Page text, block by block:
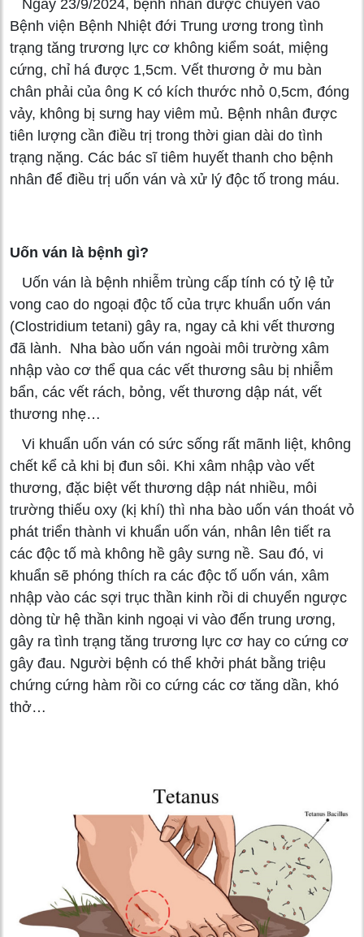
Ngày 23/9/2024, bệnh nhân được chuyển vào
Bệnh viện Bệnh Nhiệt đới Trung ương trong tình
trạng tăng trương lực cơ không kiểm soát, miệng
cứng, chỉ há được 1,5cm. Vết thương ở mu bàn
chân phải của ông K có kích thước nhỏ 0,5cm, đóng
vảy, không bị sưng hay viêm mủ. Bệnh nhân được
tiên lượng cần điều trị trong thời gian dài do tình
trạng nặng. Các bác sĩ tiêm huyết thanh cho bệnh
nhân để điều trị uốn ván và xử lý độc tố trong máu.
Uốn ván là bệnh gì?
Uốn ván là bệnh nhiễm trùng cấp tính có tỷ lệ tử
vong cao do ngoại độc tố của trực khuẩn uốn ván
(Clostridium tetani) gây ra, ngay cả khi vết thương
đã lành. Nha bào uốn ván ngoài môi trường xâm
nhập vào cơ thể qua các vết thương sâu bị nhiễm
bẩn, các vết rách, bỏng, vết thương dập nát, vết
thương nhẹ…
Vi khuẩn uốn ván có sức sống rất mãnh liệt, không
chết kể cả khi bị đun sôi. Khi xâm nhập vào vết
thương, đặc biệt vết thương dập nát nhiều, môi
trường thiếu oxy (kị khí) thì nha bào uốn ván thoát vỏ
phát triển thành vi khuẩn uốn ván, nhân lên tiết ra
các độc tố mà không hề gây sưng nề. Sau đó, vi
khuẩn sẽ phóng thích ra các độc tố uốn ván, xâm
nhập vào các sợi trục thần kinh rồi di chuyển ngược
dòng từ hệ thần kinh ngoại vi vào đến trung ương,
gây ra tình trạng tăng trương lực cơ hay co cứng cơ
gây đau. Người bệnh có thể khởi phát bằng triệu
chứng cứng hàm rồi co cứng các cơ tăng dần, khó
thở…